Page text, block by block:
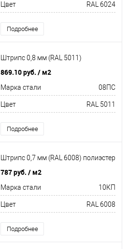
Цвет RAL 6024
Подробнее
Штрипс 0,8 мм (RAL 5011)
869.10 руб. / м2
Марка стали 08ПС
Цвет RAL 5011
Подробнее
Штрипс 0,7 мм (RAL 6008) полиэстер
787 руб. / м2
Марка стали 10КП
Цвет RAL 6008
Подробнее